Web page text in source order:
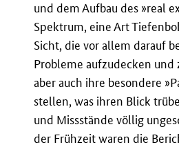
und dem Aufbau des »real
Spektrum, eine Art
Sicht, die vor allem darauf
Probleme aufzudecken und
aber auch ihre besondere
stellen, was ihren Blick
und Missstände völlig
der Frühzeit waren die